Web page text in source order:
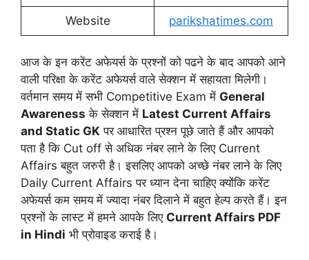
Website parikshatimes.com
आज के इन करेंट अफेयर्स के प्रश्नों को पढने के बाद आपको आने
वाली परिक्षा के करेंट अफेयर्स वाले सेक्शन में सहायता मिलेगी।
वर्तमान समय में सभी Competitive Exam में General
Awareness के सेक्शन में Latest Current Affairs
and Static GK पर आधारित प्रश्न पूछे जाते हैं और आपको
पता है कि Cut off से अधिक नंबर लाने के लिए Current
Affairs बहुत जरुरी है। इसलिए आपको अच्छे नंबर लाने के लिए
Daily Current Affairs पर ध्यान देना चाहिए क्योंकि करेंट
अफेयर्स कम समय में ज्यादा नंबर दिलाने में बहुत हेल्प करते हैं। इन
प्रश्नों के लास्ट में हमने आपके लिए Current Affairs PDF
in Hindi भी प्रोवाइड कराई है।